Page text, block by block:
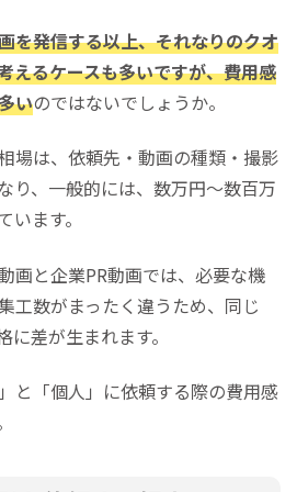
を発信する以上、それなりのクオ
えるケースも多いですが、費用感
いのではないでしょうか。
場は、依頼先・動画の種類・撮影
り、一般的には、数万円〜数百万
ます。
画と企業PR動画では、必要な機
工数がまったく違うため、同じ
に差が生まれます。
と「個人」に依頼する際の費用感